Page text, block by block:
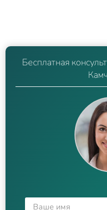
Бесплатная